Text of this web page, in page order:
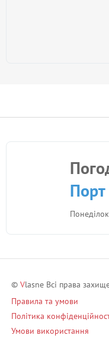
Порт
© Vlasne Всі права
Правила та умови
Політика
Умови використання